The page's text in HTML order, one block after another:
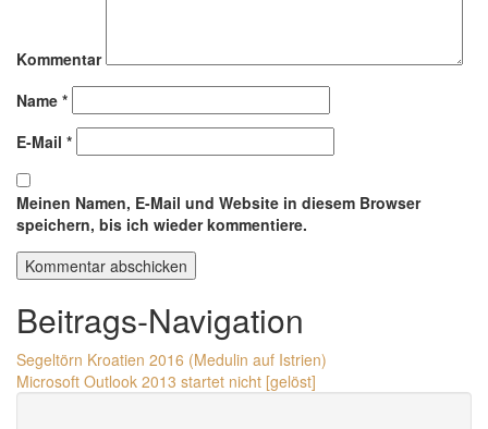
Kommentar
Name *
E-Mail *
Meinen Namen, E-Mail und Website in diesem Browser
speichern, bis ich wieder kommentiere.
Beitrags-Navigation
Segeltörn Kroatien 2016 (Medulin auf Istrien)
Microsoft Outlook 2013 startet nicht [gelöst]